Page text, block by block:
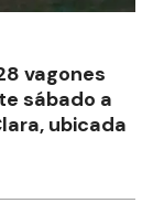
vagones
sábado a
ubicada